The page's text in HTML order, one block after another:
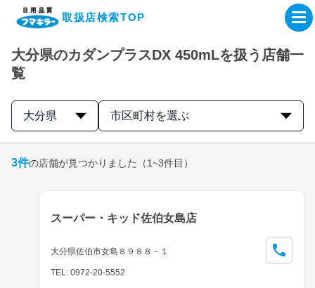
取扱店検索TOP
企業・IR情報サイト
製品情報サイト
取扱店検索はこちら
大分県のカダンプラスDX 450mLを扱う店舗一
覧
大分県 市区町村を選ぶ
3件の店舗が見つかりました （1~3件目）
スーパー・キッド佐伯女島店
大分県佐伯市女島８９８８－１
TEL: 0972-20-5552